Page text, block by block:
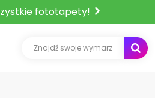
fototapety!